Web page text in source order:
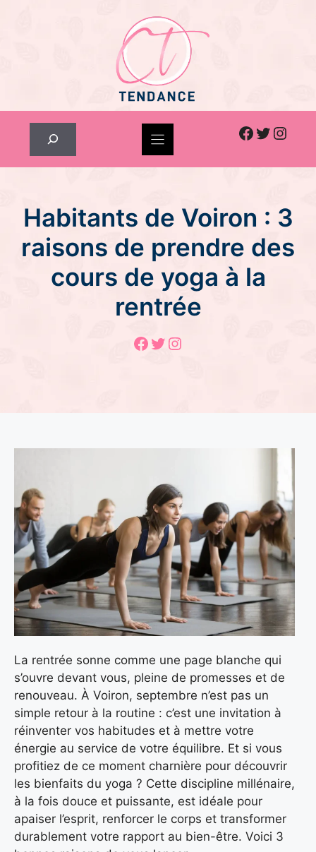
Facebook
Twitter
Habitants de Voiron : 3
raisons de prendre des
cours de yoga à la
rentrée
Facebook
Twitter
Instagram
La rentrée sonne comme une page blanche qui
s’ouvre devant vous, pleine de promesses et de
renouveau. À Voiron, septembre n’est pas un
simple retour à la routine : c’est une invitation à
réinventer vos habitudes et à mettre votre
énergie au service de votre équilibre. Et si vous
profitiez de ce moment charnière pour découvrir
les bienfaits du yoga ? Cette discipline millénaire,
à la fois douce et puissante, est idéale pour
apaiser l’esprit, renforcer le corps et transformer
durablement votre rapport au bien-être. Voici 3